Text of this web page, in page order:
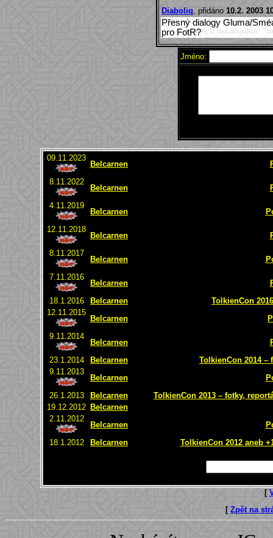
Diaboliq , přidáno 10.2. 2003
Přesný dialogy Gluma/
pro FotR?
Jméno:
09.11.2023
Belcarnen
8.11.2022
Belcarnen
4.11.2019
Belcarnen
12.11.2018
Belcarnen
8.11.2017
Belcarnen
7.11.2016
Belcarnen
18.1.2016
Belcarnen
TolkienCon
12.11.2015
Belcarnen
9.11.2014
Belcarnen
23.1.2014
Belcarnen
TolkienCon 2014 –
9.11.2013
Belcarnen
26.1.2013
Belcarnen
TolkienCon 2013 – fotky,
19.12.2012 Belcarnen
2.11.2012
Belcarnen
18.1.2012
Belcarnen TolkienCon 2012 aneb
[
[ Zpět na